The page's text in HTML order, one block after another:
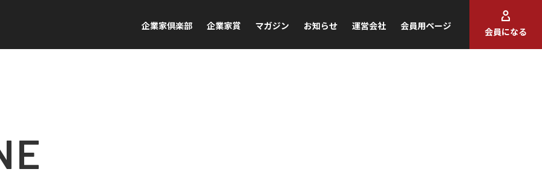
企業家倶楽部 企業家賞 マガジン お知らせ 運営会社 会員用ページ
会員になる